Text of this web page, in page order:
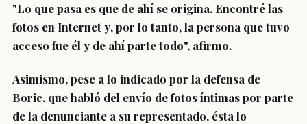
"Lo que pasa es que de ahí se origina. Encontré las
fotos en Internety,por lo tanto,la persona que tuvo
acceso fue él y de ahí parte todo", afirmo.
Asimismo, pese a lo indicado por la defensa de
Boric, que habló del envío de fotos íntimas por parte
de la denunciante a su representado, ésta lo